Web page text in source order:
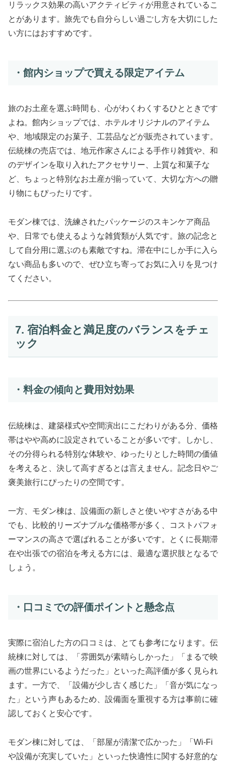
リラックス効果の高いアクティビティが用意されているこ
とがあります。旅先でも自分らしい過ごし方を大切にした
い方にはおすすめです。
・館内ショップで買える限定アイテム
旅のお土産を選ぶ時間も、心がわくわくするひとときです
よね。館内ショップでは、ホテルオリジナルのアイテム
や、地域限定のお菓子、工芸品などが販売されています。
伝統棟の売店では、地元作家さんによる手作り雑貨や、和
のデザインを取り入れたアクセサリー、上質な和菓子な
ど、ちょっと特別なお土産が揃っていて、大切な方への贈
り物にもぴったりです。
モダン棟では、洗練されたパッケージのスキンケア商品
や、日常でも使えるような雑貨類が人気です。旅の記念と
して自分用に選ぶのも素敵ですね。滞在中にしか手に入ら
ない商品も多いので、ぜひ立ち寄ってお気に入りを見つけ
てください。
7. 宿泊料金と満足度のバランスをチェ
ック
・料金の傾向と費用対効果
伝統棟は、建築様式や空間演出にこだわりがある分、価格
帯はやや高めに設定されていることが多いです。しかし、
その分得られる特別な体験や、ゆったりとした時間の価値
を考えると、決して高すぎるとは言えません。記念日やご
褒美旅行にぴったりの空間です。
一方、モダン棟は、設備面の新しさと使いやすさがある中
でも、比較的リーズナブルな価格帯が多く、コストパフォ
ーマンスの高さで選ばれることが多いです。とくに長期滞
在や出張での宿泊を考える方には、最適な選択肢となるで
しょう。
・口コミでの評価ポイントと懸念点
実際に宿泊した方の口コミは、とても参考になります。伝
統棟に対しては、「雰囲気が素晴らしかった」「まるで映
画の世界にいるようだった」といった高評価が多く見られ
ます。一方で、「設備が少し古く感じた」「音が気になっ
た」という声もあるため、設備面を重視する方は事前に確
認しておくと安心です。
モダン棟に対しては、「部屋が清潔で広かった」「Wi-Fi
や設備が充実していた」といった快適性に関する好意的な